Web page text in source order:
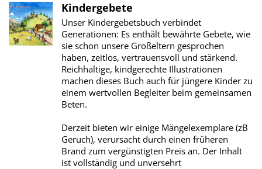
Kindergebete
Unser Kindergebetsbuch verbindet
Generationen: Es enthält bewährte Gebete, wie
sie schon unsere Großeltern gesprochen
haben, zeitlos, vertrauensvoll und stärkend.
Reichhaltige, kindgerechte Illustrationen
machen dieses Buch auch für jüngere Kinder zu
einem wertvollen Begleiter beim gemeinsamen
Beten.
Derzeit bieten wir einige Mängelexemplare (zB
Geruch), verursacht durch einen früheren
Brand zum vergünstigten Preis an. Der Inhalt
ist vollständig und unversehrt